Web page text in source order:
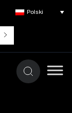
Polski